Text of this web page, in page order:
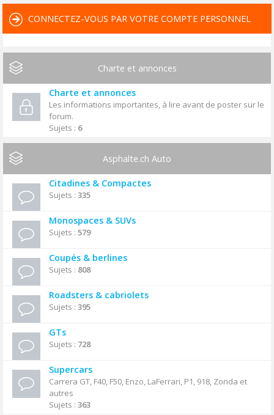
CONNECTEZ-VOUS PAR VOTRE COMPTE PERSONNEL
Charte et annonces
Charte et annonces
Les informations importantes, à lire avant de poster sur le
forum.
Sujets : 6
Asphalte.ch Auto
Citadines & Compactes
Sujets : 335
Monospaces & SUVs
Sujets : 579
Coupés & berlines
Sujets : 808
Roadsters & cabriolets
Sujets : 395
GTs
Sujets : 728
Supercars
Carrera GT, F40, F50, Enzo, LaFerrari, P1, 918, Zonda et
autres
Sujets : 363